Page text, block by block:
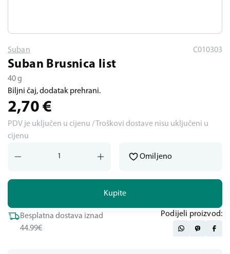
Suban C010303
Suban Brusnica list
40 g
Biljni čaj, dodatak prehrani.
2,70 €
PDV je uključen u cijenu / Troškovi dostave nisu uključeni u
cijenu
Kupite
Omiljeno
Besplatna dostava iznad
44.99€
Podijeli proizvod: